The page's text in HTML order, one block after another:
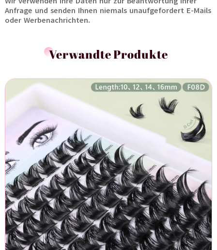
Anfrage und senden Ihnen niemals unaufgefordert E-Mails
oder Werbenachrichten.
Verwandte Produkte